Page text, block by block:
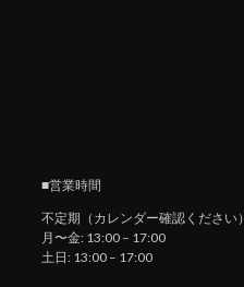
■営業時間
不定期（カレンダー確認ください）
月〜金: 13:00 – 17:00
土日: 13:00 – 17:00